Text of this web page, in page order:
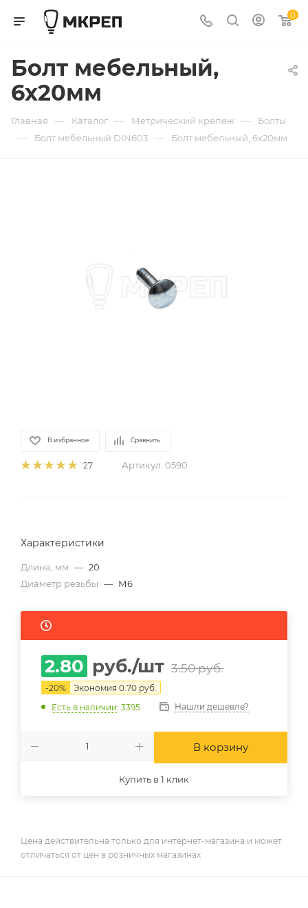
0
Болт мебельный,
6х20мм
Главная — Каталог — Метрический крепеж — Болты
— Болт мебельный DIN603 — Болт мебельный, 6х20мм
В избранное Сравнить
27 Артикул: 0590
Характеристики
Длина, мм — 20
Диаметр резьбы — М6
2.80 руб./шт 3.50руб.
-20% Экономия 0.70 руб.
Есть в наличии: 3395 Нашли дешевле?
В корзину
Купить в 1 клик
Цена действительна только для интернет-магазина и может
отличаться от цен в розничных магазинах